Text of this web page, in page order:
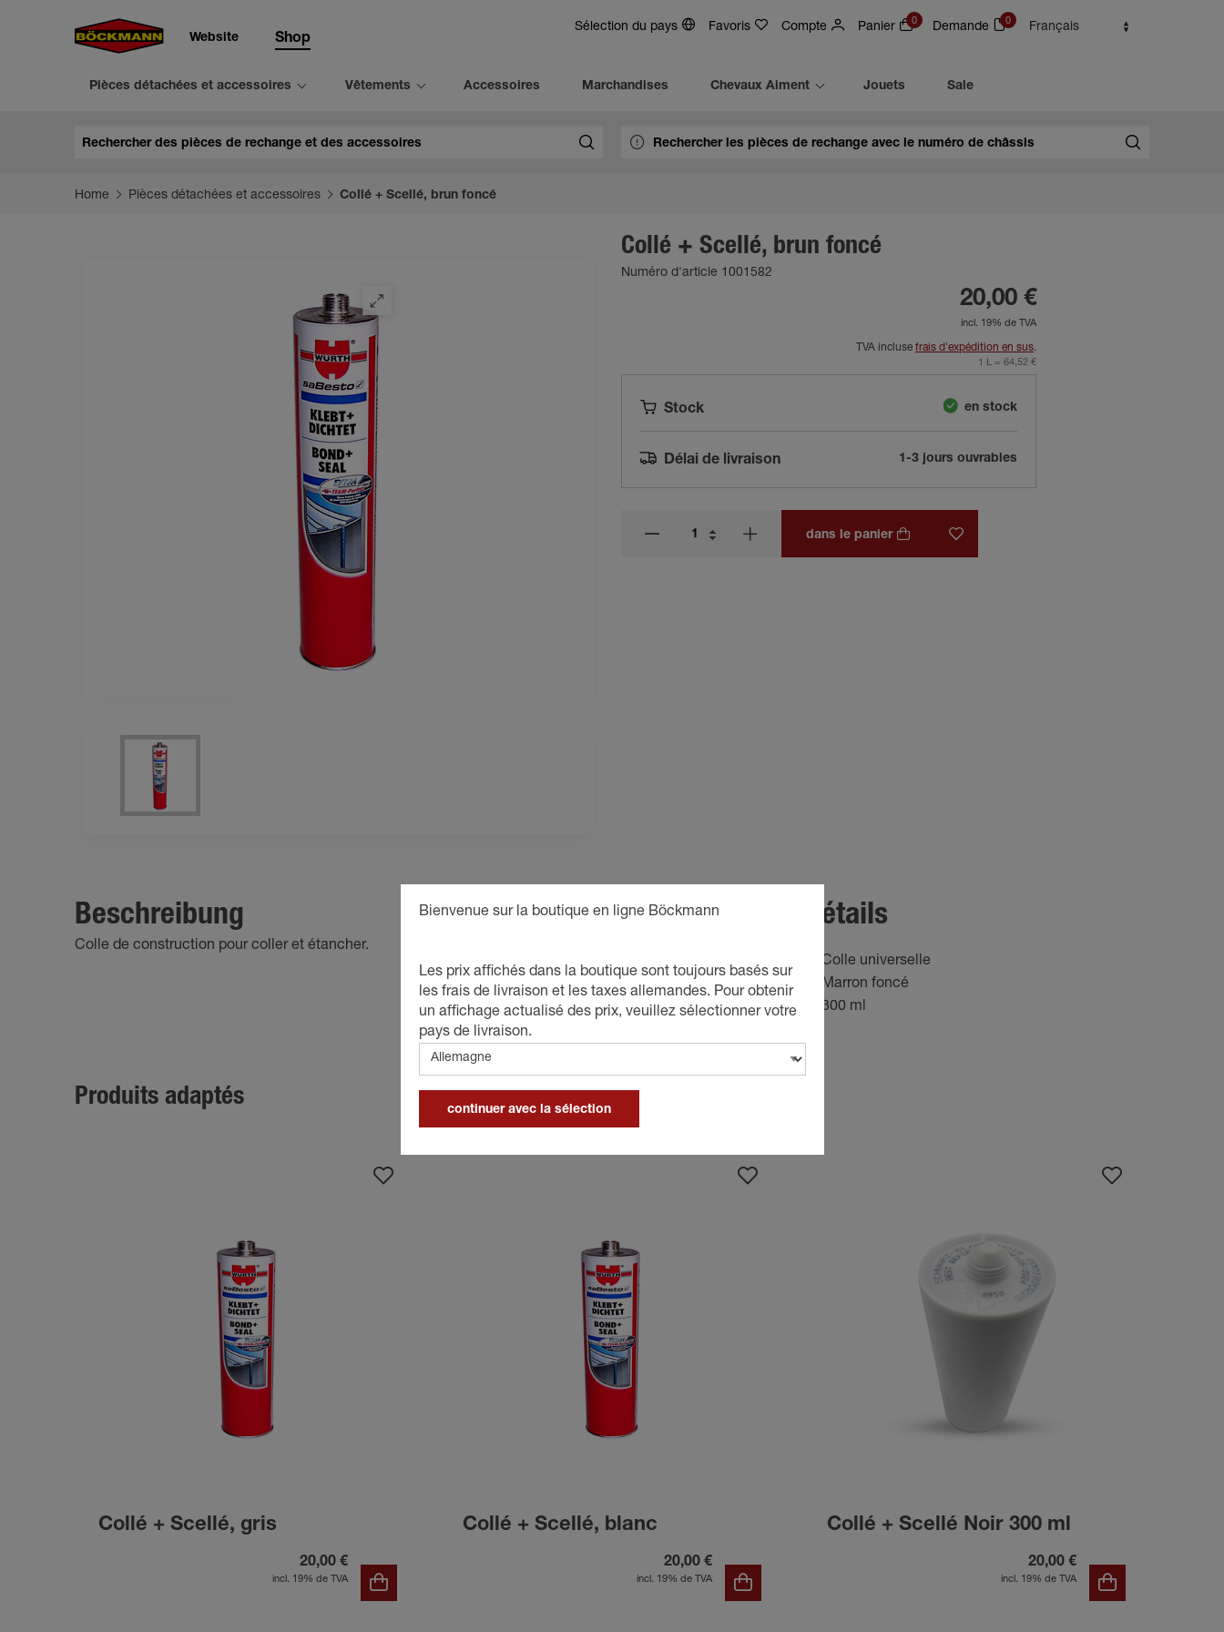
Website Shop
Sélection du pays Favoris Compte Panier 0 Demande 0 Français
Pièces détachées et accessoires Vêtements Accessoires Marchandises Chevaux Aiment Jouets Sale
Home Pièces détachées et accessoires Collé + Scellé, brun foncé
Collé + Scellé, brun foncé
Numéro d'article 1001582
20,00 €
incl. 19% de TVA
TVA incluse frais d'expédition en sus.
1 L = 64,52 €
Stock en stock
Délai de livraison 1-3 jours ouvrables
dans le panier
Beschreibung
Colle de construction pour coller et étancher.
Détails
Colle universelle
Marron foncé
300 ml
Produits adaptés
Collé + Scellé, gris
20,00 €
incl. 19% de TVA
Collé + Scellé, blanc
20,00 €
incl. 19% de TVA
Collé + Scellé Noir 300 ml
20,00 €
incl. 19% de TVA
Bienvenue sur la boutique en ligne Böckmann
Les prix affichés dans la boutique sont toujours basés sur
les frais de livraison et les taxes allemandes. Pour obtenir
un affichage actualisé des prix, veuillez sélectionner votre
pays de livraison.
continuer avec la sélection